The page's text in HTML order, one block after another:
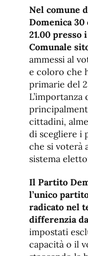
Nel comune
Domenica
21.00 presso
Comunale
ammessi al
e coloro che
primarie del
cittadini,
di scegliere i
che si voterà
sistema
Il Partito
l’unico
radicato nel
differenzia
impostati
capacità o il